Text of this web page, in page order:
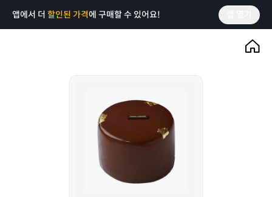
앱에서 더 할인된 가격에 구매할 수 있어요!